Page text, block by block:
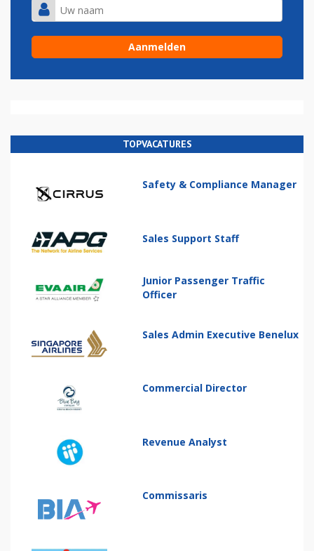
TOPVACATURES
Safety & Compliance Manager
Sales Support Staff
Junior Passenger Traffic
Officer
Sales Admin Executive Benelux
Commercial Director
Revenue Analyst
Commissaris